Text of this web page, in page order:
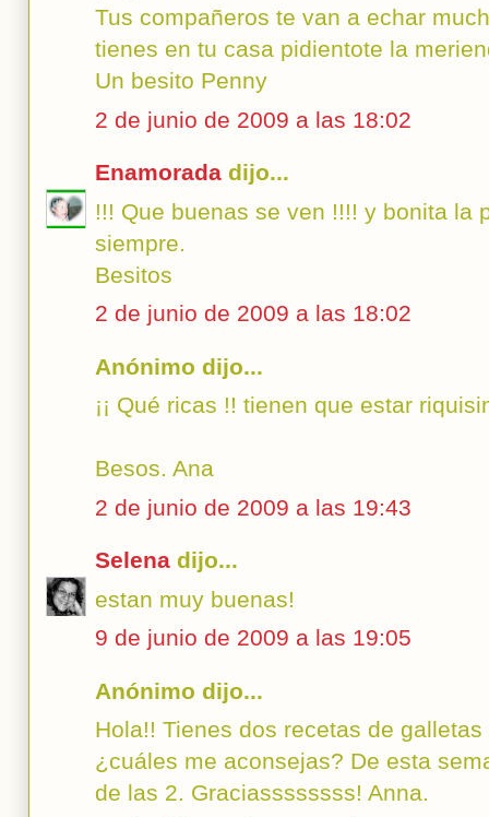
Tus compañeros te van a echar
tienes en tu casa pidientote la
Un besito Penny
2 de junio de 2009 a las 18:02
Enamorada dijo...
!!! Que buenas se ven !!!! y bonita la
siempre.
Besitos
2 de junio de 2009 a las 18:02
Anónimo dijo...
¡¡ Qué ricas !! tienen que estar
Besos. Ana
2 de junio de 2009 a las 19:43
Selena dijo...
estan muy buenas!
9 de junio de 2009 a las 19:05
Anónimo dijo...
Hola!! Tienes dos recetas de
¿cuáles me aconsejas? De esta
de las 2. Graciassssssss! Anna.